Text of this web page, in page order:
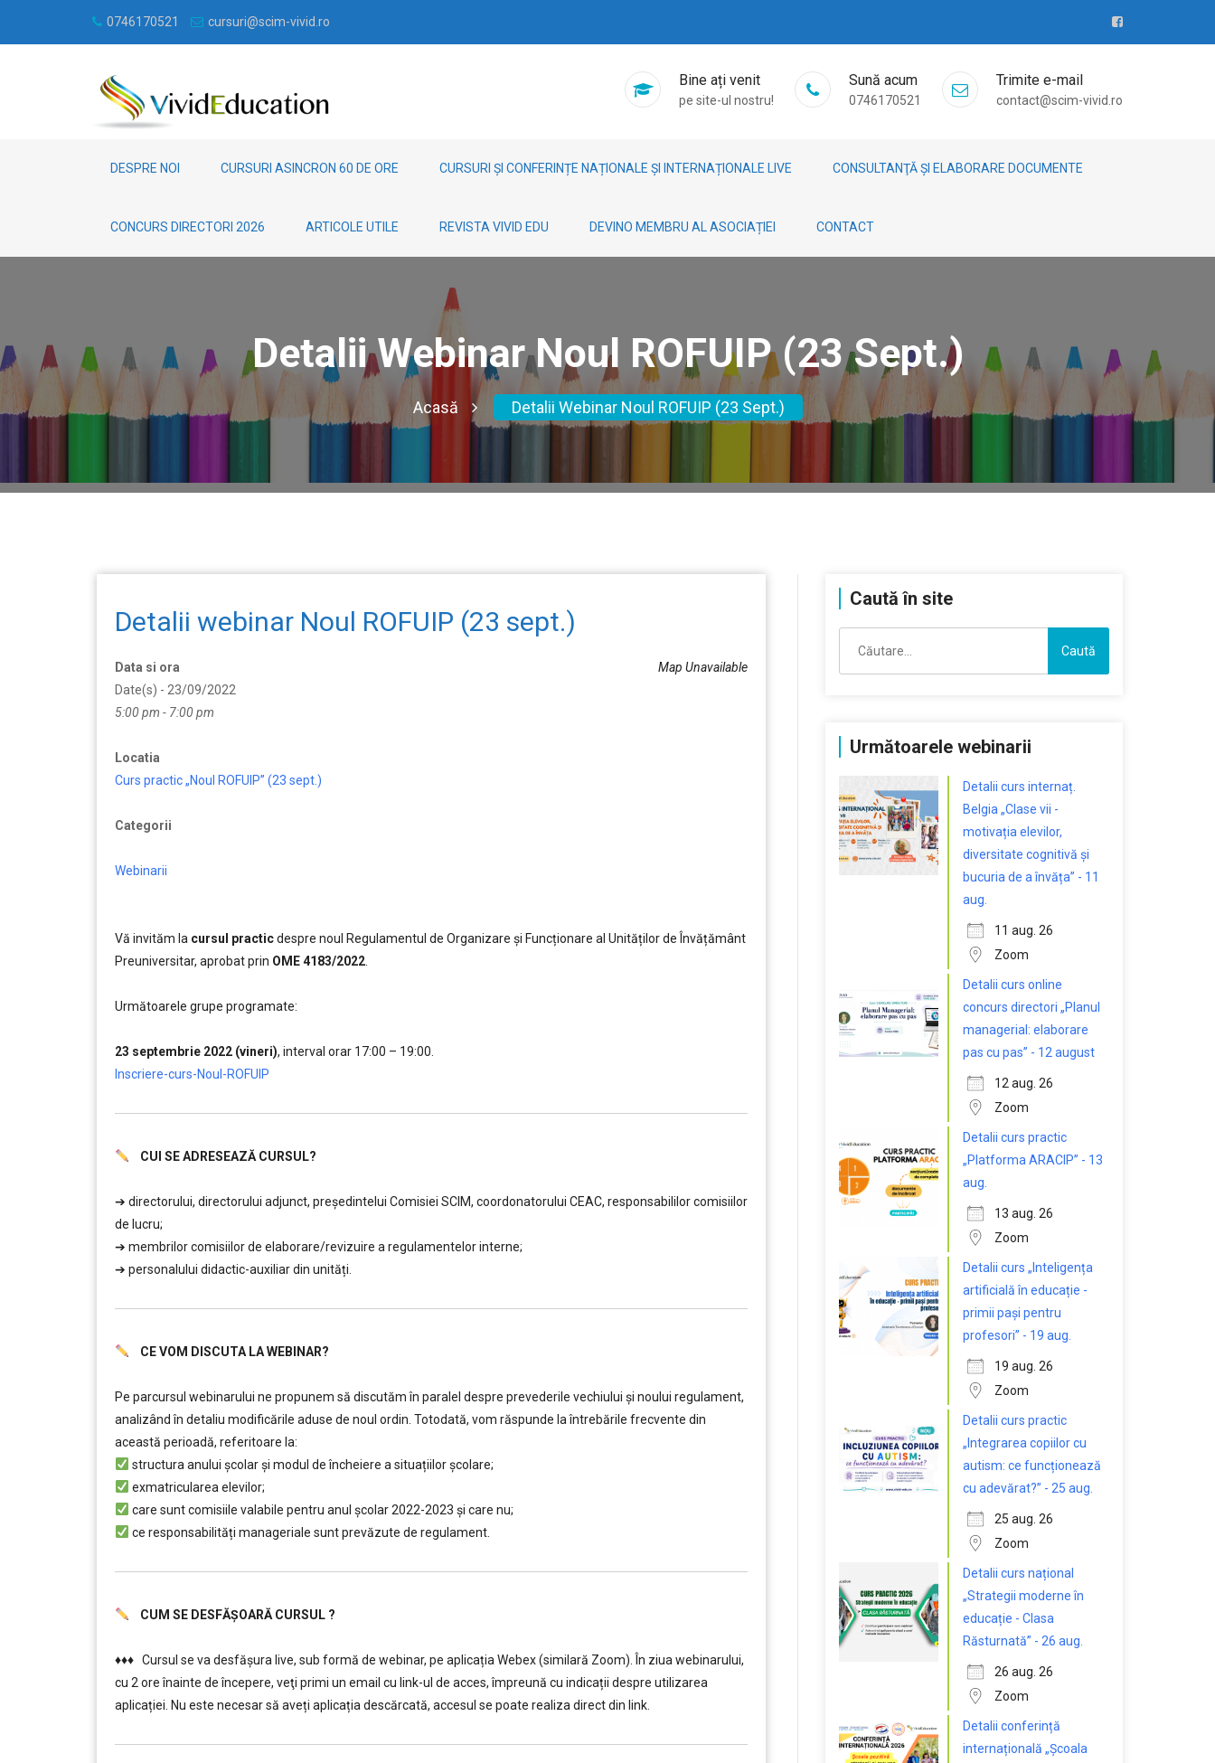
0746170521 cursuri@scim-vivid.ro
Bine ați venit
pe site-ul nostru!
Sună acum
0746170521
Trimite e-mail
contact@scim-vivid.ro
DESPRE NOI CURSURI ASINCRON 60 DE ORE CURSURI ȘI CONFERINȚE NAȚIONALE ȘI INTERNAȚIONALE LIVE CONSULTANŢĂ ȘI ELABORARE DOCUMENTE
CONCURS DIRECTORI 2026 ARTICOLE UTILE REVISTA VIVID EDU DEVINO MEMBRU AL ASOCIAȚIEI CONTACT
Detalii Webinar Noul ROFUIP (23 Sept.)
Acasă Detalii Webinar Noul ROFUIP (23 Sept.)
Detalii webinar Noul ROFUIP (23 sept.)
Map Unavailable
Data si ora
Date(s) - 23/09/2022
5:00 pm - 7:00 pm
Locatia
Curs practic „Noul ROFUIP” (23 sept.)
Categorii
Webinarii
Vă invităm la cursul practicdespre noul Regulamentul de Organizare și Funcționare al Unităților de Învățământ
Preuniversitar, aprobat prin OME 4183/2022
Următoarele grupe programate:
23 septembrie 2022 (vineri), interval orar 17:00 – 19:00.
Inscriere-curs-Noul-ROFUIP
CUI SE ADRESEAZĂ CURSUL?
➔ directorului, directorului adjunct, președintelui Comisiei SCIM, coordonatorului CEAC, responsabililor comisiilor
de lucru;
➔ membrilor comisiilor de elaborare/revizuire a regulamentelor interne;
➔ personalului didactic-auxiliar din unități.
CE VOM DISCUTA LA WEBINAR?
Pe parcursul webinarului ne propunem să discutăm în paralel despre prevederile vechiului şi noului regulament,
analizând în detaliu modificările aduse de noul ordin. Totodată, vom răspunde la întrebările frecvente din
această perioadă, referitoare la:
structura anului școlar și modul de încheiere a situațiilor școlare;
exmatricularea elevilor;
care sunt comisiile valabile pentru anul şcolar 2022-2023 şi care nu;
ce responsabilități manageriale sunt prevăzute de regulament.
CUM SE DESFĂȘOARĂ CURSUL ?
♦♦♦ Cursul se va desfășura live, sub formă de webinar, pe aplicația Webex (similară Zoom). În ziua webinarului,
cu 2 ore înainte de începere, veţi primi un email cu link-ul de acces, împreună cu indicații despre utilizarea
aplicației. Nu este necesar să aveți aplicația descărcată, accesul se poate realiza direct din link.
Caută în site
după:
Următoarele webinarii
Detalii curs internaț.
Belgia „Clase vii -
motivația elevilor,
diversitate cognitivă și
bucuria de a învăța” - 11
aug.
11 aug. 26
Zoom
Detalii curs online
concurs directori „Planul
managerial: elaborare
pas cu pas” - 12 august
12 aug. 26
Zoom
Detalii curs practic
„Platforma ARACIP” - 13
aug.
13 aug. 26
Zoom
Detalii curs „Inteligența
artificială în educație -
primii pași pentru
profesori” - 19 aug.
19 aug. 26
Zoom
Detalii curs practic
„Integrarea copiilor cu
autism: ce funcționează
cu adevărat?” - 25 aug.
25 aug. 26
Zoom
Detalii curs național
„Strategii moderne în
educație - Clasa
Răsturnată” - 26 aug.
26 aug. 26
Zoom
Detalii conferință
internațională „Școala